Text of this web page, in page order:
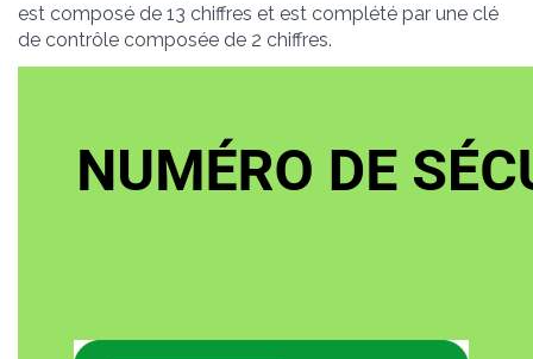
est composé de 13 chiffres et est complété par une clé
de contrôle composée de 2 chiffres.